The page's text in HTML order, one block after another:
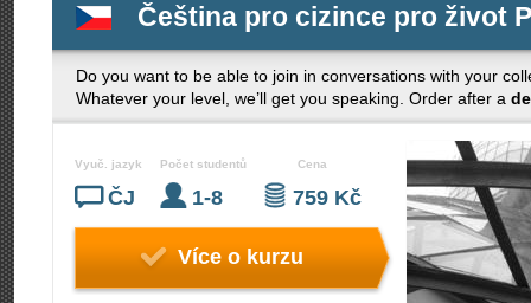
Čeština pro cizince pro život
Do you want to be able to join in conversations with your
Whatever your level, we’ll get you speaking. Order after a
Vyuč. jazyk
ČJ
Počet studentů
1-8
Cena
759 Kč
Více o kurzu